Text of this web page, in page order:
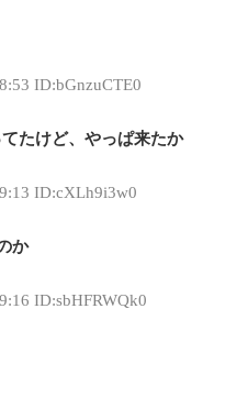
ID:bGnzuCTE0
たけど、やっぱ来たか
ID:cXLh9i3w0
か
ID:sbHFRWQk0